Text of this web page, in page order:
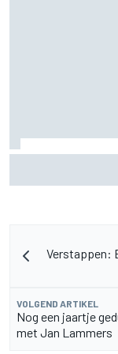
Verstappen:
VOLGEND ARTIKEL
Nog een jaartje
met Jan Lammers